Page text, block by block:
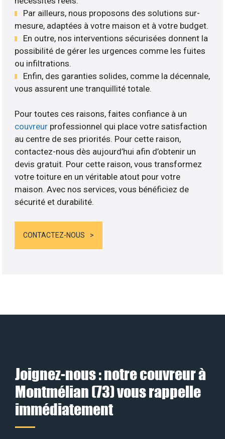
Par ailleurs, nous proposons des solutions sur-
mesure, adaptées à votre maison et à votre budget.
En outre, nos interventions sécurisées donnent la
possibilité de gérer les urgences comme les fuites
ou infiltrations.
Enfin, des garanties solides, comme la décennale,
vous assurent une tranquillité totale.
Pour toutes ces raisons, faites confiance à un
couvreur professionnel qui place votre satisfaction
au centre de ses priorités. Pour cette raison,
contactez-nous dès aujourd’hui afin d’obtenir un
devis gratuit. Pour cette raison, vous transformez
votre toiture en un véritable atout pour votre
maison. Avec nos services, vous bénéficiez de
sécurité et durabilité.
CONTACTEZ-NOUS
Joignez-nous : notre couvreur à
Montmélian (73) vous rappelle
immédiatement